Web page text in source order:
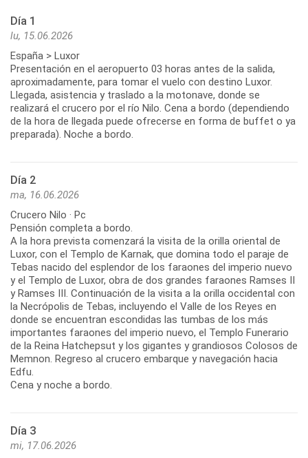
Día 1
lu, 15.06.2026
España > Luxor
Presentación en el aeropuerto 03 horas antes de la salida,
aproximadamente, para tomar el vuelo con destino Luxor.
Llegada, asistencia y traslado a la motonave, donde se
realizará el crucero por el río Nilo. Cena a bordo (dependiendo
de la hora de llegada puede ofrecerse en forma de buffet o ya
preparada). Noche a bordo.
Día 2
ma, 16.06.2026
Crucero Nilo · Pc
Pensión completa a bordo.
A la hora prevista comenzará la visita de la orilla oriental de
Luxor, con el Templo de Karnak, que domina todo el paraje de
Tebas nacido del esplendor de los faraones del imperio nuevo
y el Templo de Luxor, obra de dos grandes faraones Ramses II
y Ramses III. Continuación de la visita a la orilla occidental con
la Necrópolis de Tebas, incluyendo el Valle de los Reyes en
donde se encuentran escondidas las tumbas de los más
importantes faraones del imperio nuevo, el Templo Funerario
de la Reina Hatchepsut y los gigantes y grandiosos Colosos de
Memnon. Regreso al crucero embarque y navegación hacia
Edfu.
Cena y noche a bordo.
Día 3
mi, 17.06.2026